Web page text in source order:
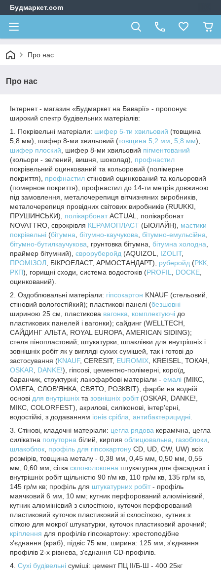
Будмаркет.com
Про нас
Про нас
Інтернет - магазин «Будмаркет на Баварії» - пропонує
широкий спектр будівельних матеріалів:
1. Покрівельні матеріали: шифер 5-ти хвильовий (товщина
5,8 мм), шифер 8-ми хвильовий (товщина 5,2 мм 5,8 мм),
шифер плоский , шифер 8-ми хвильовий пігментований
(кольори - зелений, вишня, шоколад), профнастил
покрівельний оцинкований та кольоровий (полімерне
покриття), профнастил стіновий оцинкований та кольоровий
(померное покриття), профнастил до 14-ти метрів довжиною
під замовлення, металочерепиця вітчизняних виробників,
металочерепиця провідних світових виробників (RUUKKI,
ПРУШИНСЬКИ), полікарбонатACTUAL, полікарбонат
NOVATTRO, єврокрівля КЕРАМОПЛАСТ (БІОЛАЙН), мастики
покрівельні (бітумна бітумно-каучукова бітумно-емульсійна
бітумно-бутилкаучукова , грунтовка бітумна, бітумна холодна
праймер бітумний), євроруберойд (AQUIZOL, IZOLIT,
ПРОМІЗОЛ , БІКРОЕЛАСТ, АРМОСТАНДАРТ), руберойд (РКК
РКП), горищні сходи, система водостоків (PROFIL DOCKE
оцинкований).
2. Оздоблювальні матеріали: гіпсокартон KNAUF (стельовий,
стіновий вологостійкий); пластикові панелі (безшовні
шириною 25 см, пластикова вагонка комплектуючі до
пластикових панелей і вагонки); сайдинг (WELLTECH,
САЙДИНГ АЛЬТА, ROYAL EUROPA, AMERICAN SIDING);
стеля пінопластовий; штукатурки, шпаклівки для внутрішніх і
зовнішніх робіт як у вигляді сухих сумішей, так і готові до
застосування (KNAUF, CERESIT, EUROMIX , KREISEL, ТОКАН,
OSKAR
DANKE!), гіпсові, цементно-полімерні, короїд,
баранчик, структурні; лакофарбові матеріали - емалі (МІКС,
ОМЕГА, СЛОВ'ЯНКА, СВЯТО, РОЗКВІТ), фарби на водній
основі для внутрішніх та зовнішніх робіт(OSKAR, DANKE!,
МІКС, COLORFEST), акрилові, силіконові, інтер'єрні,
водостійкі, з додаванням іонів срібла антибактерицидні
3. Стінові, кладочні матеріали: цегла рядова керамічна, цегла
силікатна полуторна білий, кирпия облицювальна газоблоки
шлакоблок профіль для гіпсокартону CD, UD, CW, UW) всіх
розмірів, товщина металу - 0,38 мм, 0,45 мм, 0,50 мм, 0,55
мм, 0,60 мм; сітка скловолоконна штукатурна для фасадних і
внутрішніх робіт щільністю 90 г/м кв, 110 гр/м кв, 135 гр/м кв,
145 гр/м кв; профіль для штукатурних робіт- профіль
маячковий 6 мм, 10 мм; кутник перфорований алюмінієвий,
кутник алюмінієвий з склосіткою, куточок перфорований
пластиковий куточок пластиковий зі склосіткою, кутник з
сіткою для мокрої штукатурки, куточок пластиковий арочний;
кріплення для профілів гіпсокартону: хрестоподібне
з'єднання (краб), підвіс 75 мм, ширина: 125 мм, з'єднання
профілів 2-х рівнева, з'єднання CD-профілів.
4. Сухі будівельні суміші: цемент ПЦ II/Б-Ш - 400 25кг